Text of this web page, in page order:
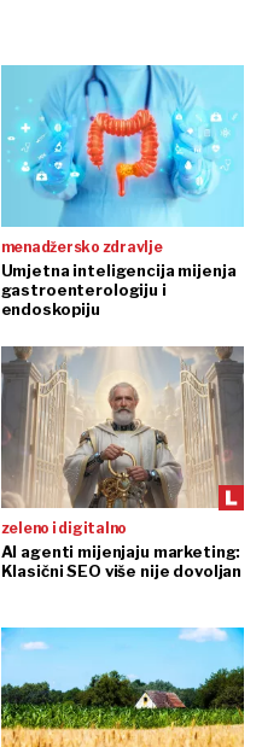
menadžersko zdravlje
Umjetna inteligencija mijenja
gastroenterologiju i
endoskopiju
zeleno i digitalno
AI agenti mijenjaju marketing:
Klasični SEO više nije dovoljan